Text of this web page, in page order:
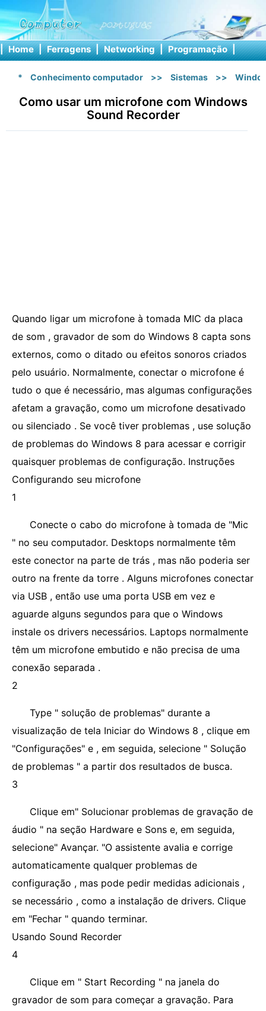
| Home | Ferragens | Networking | Programação |
* Conhecimento computador >> Sistemas >>
Como usar um microfone com Windows
Sound Recorder
Quando ligar um microfone à tomada MIC da placa
de som , gravador de som do Windows 8 capta sons
externos, como o ditado ou efeitos sonoros criados
pelo usuário. Normalmente, conectar o microfone é
tudo o que é necessário, mas algumas configurações
afetam a gravação, como um microfone desativado
ou silenciado . Se você tiver problemas , use solução
de problemas do Windows 8 para acessar e corrigir
quaisquer problemas de configuração. Instruções
Configurando seu microfone
1
Conecte o cabo do microfone à tomada de "Mic
" no seu computador. Desktops normalmente têm
este conector na parte de trás , mas não poderia ser
outro na frente da torre . Alguns microfones conectar
via USB , então use uma porta USB em vez e
aguarde alguns segundos para que o Windows
instale os drivers necessários. Laptops normalmente
têm um microfone embutido e não precisa de uma
conexão separada .
2
Type " solução de problemas" durante a
visualização de tela Iniciar do Windows 8 , clique em
"Configurações" e , em seguida, selecione " Solução
de problemas " a partir dos resultados de busca.
3
Clique em" Solucionar problemas de gravação de
áudio " na seção Hardware e Sons e, em seguida,
selecione" Avançar. "O assistente avalia e corrige
automaticamente qualquer problemas de
configuração , mas pode pedir medidas adicionais ,
se necessário , como a instalação de drivers. Clique
em "Fechar " quando terminar.
Usando Sound Recorder
4
Clique em " Start Recording " na janela do
gravador de som para começar a gravação. Para